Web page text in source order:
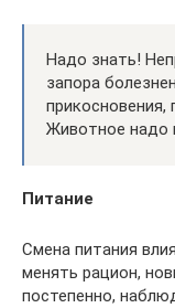
Надо знать!
запора
прикосновения,
Животное надо
Питание
Смена питания
менять рацион,
постепенно,